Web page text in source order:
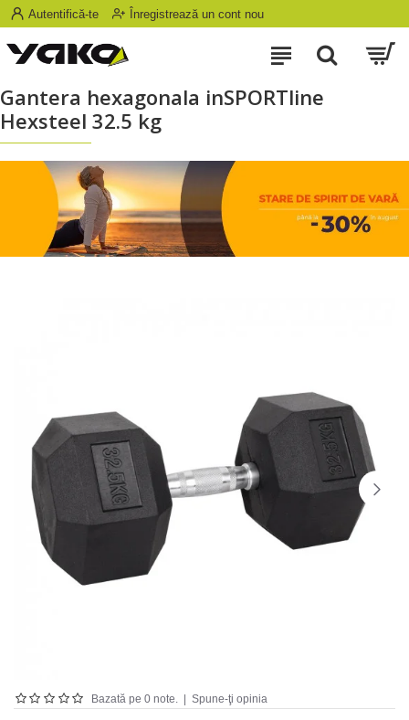
Autentifică-te Înregistrează un cont nou
Gantera hexagonala inSPORTline
Hexsteel 32.5 kg
Bazată pe 0 note. Spune-ţi opinia